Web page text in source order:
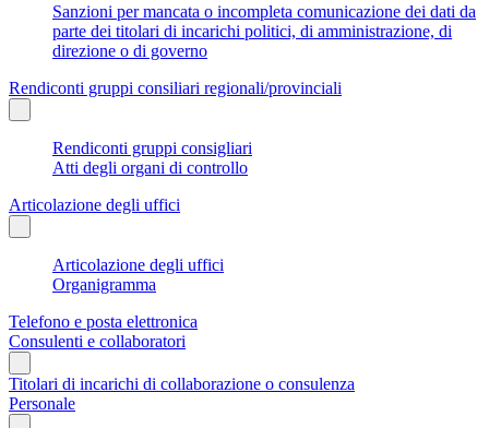
Sanzioni per mancata o incompleta comunicazione dei dati da
parte dei titolari di incarichi politici, di amministrazione, di
direzione o di governo
Rendiconti gruppi consiliari regionali/provinciali
Rendiconti gruppi consigliari
Atti degli organi di controllo
Articolazione degli uffici
Articolazione degli uffici
Organigramma
Telefono e posta elettronica
Consulenti e collaboratori
Titolari di incarichi di collaborazione o consulenza
Personale